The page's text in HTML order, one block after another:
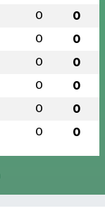
0 0
0 0
0 0
0 0
0 0
0 0